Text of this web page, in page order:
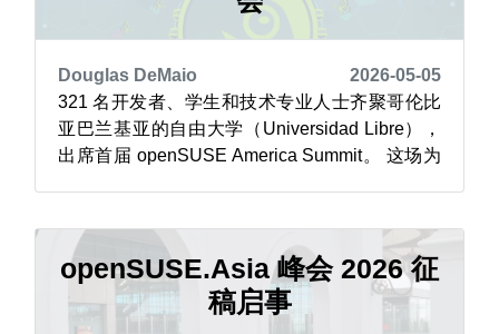
Douglas DeMaio
2026-05-05
321 名开发者、学生和技术专业人士齐聚哥伦比
亚巴兰基亚的自由大学（Universidad Libre），
出席首届 openSUSE America Summit。 这场为
文化与贡献精神。 夺旗赛（Capture the Flag）
为峰会增添了实战...
openSUSE.Asia 峰会 2026 征
稿启事